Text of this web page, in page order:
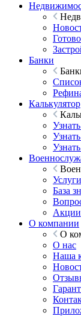
Банки
Калькулятор
База
Акции
О компании
О
О нас
Наша